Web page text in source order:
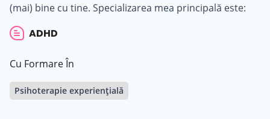
(mai) bine cu tine. Specializarea mea principală este:
ADHD
Cu Formare În
Psihoterapie experiențială